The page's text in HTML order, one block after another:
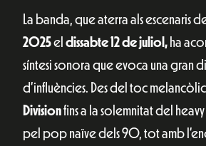
La banda, que aterra als escenaris
2025el dissabte12 de juliol, ha
síntesi sonora que evoca una gran
d’influències. Des del toc
Divisionfins a la solemnitat del
pel pop naïve dels 90, tot amb